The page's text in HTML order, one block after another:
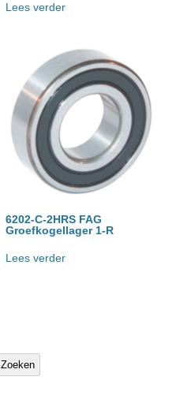
Lees verder
6202-C-2HRS FAG
Groefkogellager 1-R
Lees verder
Zoeken